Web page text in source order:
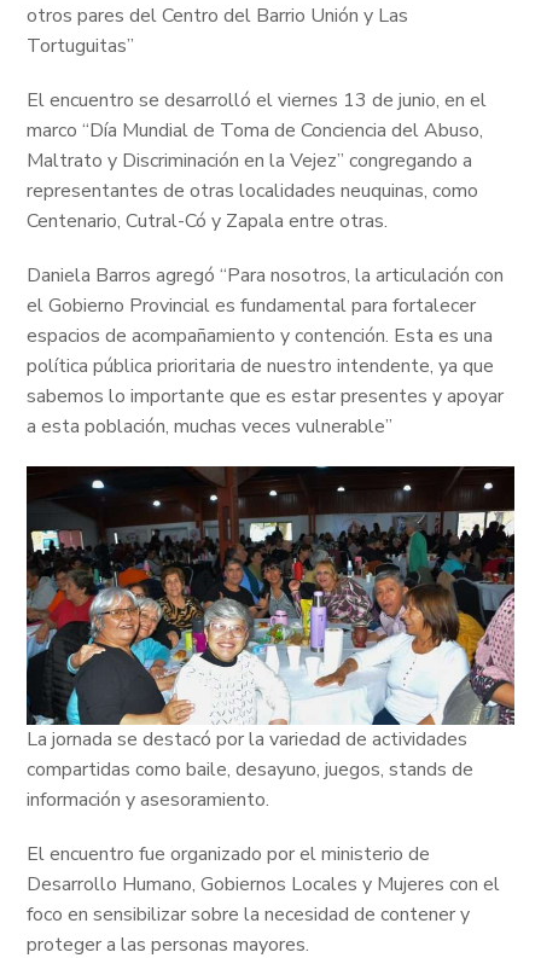
otros pares del Centro del Barrio Unión y Las
Tortuguitas”
El encuentro se desarrolló el viernes 13 de junio, en el
marco “Día Mundial de Toma de Conciencia del Abuso,
Maltrato y Discriminación en la Vejez” congregando a
representantes de otras localidades neuquinas, como
Centenario, Cutral-Có y Zapala entre otras.
Daniela Barros agregó “Para nosotros, la articulación con
el Gobierno Provincial es fundamental para fortalecer
espacios de acompañamiento y contención. Esta es una
política pública prioritaria de nuestro intendente, ya que
sabemos lo importante que es estar presentes y apoyar
a esta población, muchas veces vulnerable”
La jornada se destacó por la variedad de actividades
compartidas como baile, desayuno, juegos, stands de
información y asesoramiento.
El encuentro fue organizado por el ministerio de
Desarrollo Humano, Gobiernos Locales y Mujeres con el
foco en sensibilizar sobre la necesidad de contener y
proteger a las personas mayores.